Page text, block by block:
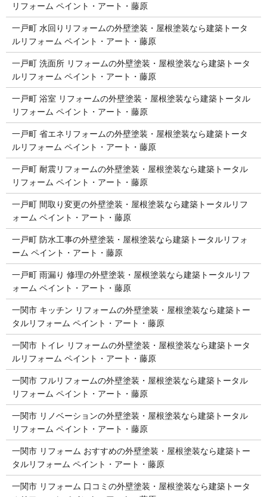
リフォーム ペイント・アート・藤原
一戸町 水回りリフォームの外壁塗装・屋根塗装なら建築トータ
ルリフォーム ペイント・アート・藤原
一戸町 洗面所 リフォームの外壁塗装・屋根塗装なら建築トータ
ルリフォーム ペイント・アート・藤原
一戸町 浴室 リフォームの外壁塗装・屋根塗装なら建築トータル
リフォーム ペイント・アート・藤原
一戸町 省エネリフォームの外壁塗装・屋根塗装なら建築トータ
ルリフォーム ペイント・アート・藤原
一戸町 耐震リフォームの外壁塗装・屋根塗装なら建築トータル
リフォーム ペイント・アート・藤原
一戸町 間取り変更の外壁塗装・屋根塗装なら建築トータルリフ
ォーム ペイント・アート・藤原
一戸町 防水工事の外壁塗装・屋根塗装なら建築トータルリフォ
ーム ペイント・アート・藤原
一戸町 雨漏り 修理の外壁塗装・屋根塗装なら建築トータルリフ
ォーム ペイント・アート・藤原
一関市 キッチン リフォームの外壁塗装・屋根塗装なら建築トー
タルリフォーム ペイント・アート・藤原
一関市 トイレ リフォームの外壁塗装・屋根塗装なら建築トータ
ルリフォーム ペイント・アート・藤原
一関市 フルリフォームの外壁塗装・屋根塗装なら建築トータル
リフォーム ペイント・アート・藤原
一関市 リノベーションの外壁塗装・屋根塗装なら建築トータル
リフォーム ペイント・アート・藤原
一関市 リフォーム おすすめの外壁塗装・屋根塗装なら建築トー
タルリフォーム ペイント・アート・藤原
一関市 リフォーム 口コミの外壁塗装・屋根塗装なら建築トータ